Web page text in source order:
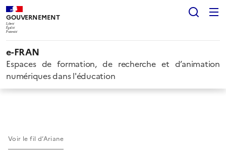
GOUVERNEMENT
Liberté
Égalité
Fraternité
e-FRAN
Espaces de formation, de recherche et d’animation
numériques dans l'éducation
Voir le fil d’Ariane